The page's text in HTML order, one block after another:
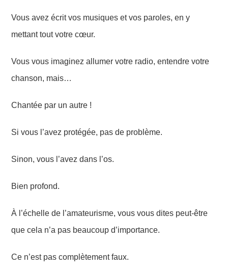
Vous avez écrit vos musiques et vos paroles, en y
mettant tout votre cœur.
Vous vous imaginez allumer votre radio, entendre votre
chanson, mais…
Chantée par un autre !
Si vous l’avez protégée, pas de problème.
Sinon, vous l’avez dans l’os.
Bien profond.
À l’échelle de l’amateurisme, vous vous dites peut-être
que cela n’a pas beaucoup d’importance.
Ce n’est pas complètement faux.